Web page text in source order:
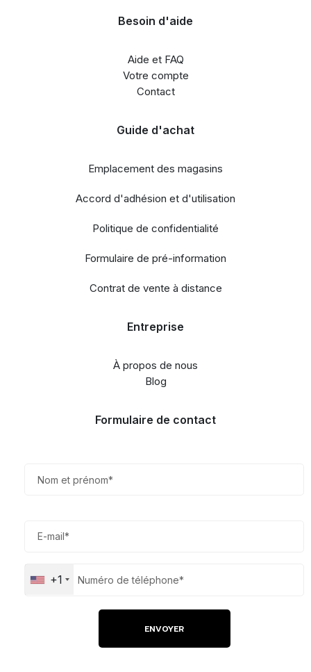
Besoin d'aide
Aide et FAQ
Votre compte
Contact
Guide d'achat
Emplacement des magasins
Accord d'adhésion et d'utilisation
Politique de confidentialité
Formulaire de pré-information
Contrat de vente à distance
Entreprise
À propos de nous
Blog
Formulaire de contact
+1